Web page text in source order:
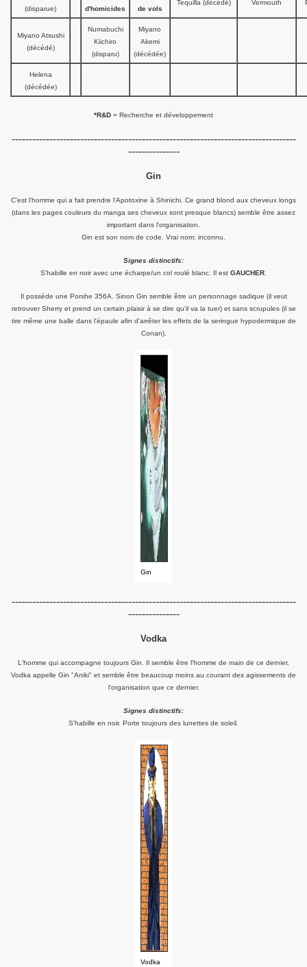
(disparue)
d'homicides
de vols
Tequilla (décédé) Vermouth
Miyano Atsushi
(décédé)
Numabuchi
Kiichiro
(disparu)
Miyano
Akemi
(décédée)
Helena
(décédée)
*R&D = Recherche et développement
-----------------------------------------------------------------------------------
---------------
Gin
C'est l'homme qui a fait prendre l'Apotoxine à Shinichi. Ce grand blond aux cheveux longs
(dans les pages couleurs du manga ses cheveux sont presque blancs) semble être assez
important dans l'organisation.
Gin est son nom de code. Vrai nom: inconnu.
Signes distinctifs:
S'habille en noir avec une écharpe/un col roulé blanc. Il est GAUCHER
Il possède une Porshe 356A. Sinon Gin semble être un personnage sadique (il veut
retrouver Sherry et prend un certain plaisir à se dire qu'il va la tuer) et sans scrupules (il se
tire même une balle dans l'épaule afin d'arrêter les effets de la seringue hypodermique de
Conan).
Gin
-----------------------------------------------------------------------------------
---------------
Vodka
L'homme qui accompagne toujours Gin. Il semble être l'homme de main de ce dernier.
Vodka appelle Gin "Aniki" et semble être beaucoup moins au courant des agissements de
l'organisation que ce dernier.
Signes distinctifs:
S'habille en noir. Porte toujours des lunettes de soleil.
Vodka